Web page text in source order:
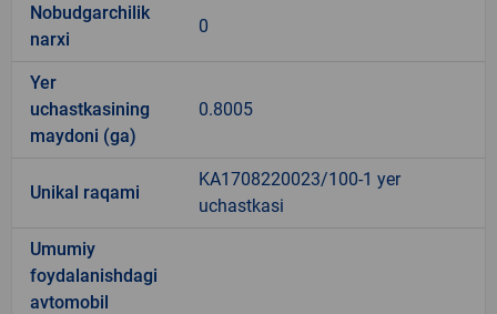
Nobudgarchilik
narxi
0
Yer
uchastkasining
maydoni (ga)
0.8005
Unikal raqami
KA1708220023/100-1 yer
uchastkasi
Umumiy
foydalanishdagi
avtomobil